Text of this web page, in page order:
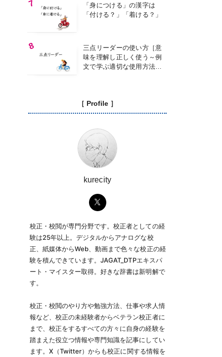
「身につける」の漢字は
「付ける？」「着ける？」
三点リーダーの使い方［意
味を理解し正しく使う～例
文で学ぶ適切な使用方法
［ Profile ］
kurecity
校正・校閲が専門分野です。校正者としての経
験は25年以上。デジタルからアナログな校
正、紙媒体からWeb、動画まで色々な校正の経
験を積んできています。JAGAT_DTPエキスパ
ート・マイスター取得。好きな辞書は新明解で
す。
校正・校閲のやり方や勉強方法、仕事や求人情
報など、校正の未経験者からベテラン校正者に
まで、校正をするすべての方々に自身の経験を
踏まえた役立つ情報や専門知識を記事にしてい
ます。X（Twitter）からも校正に関する情報を